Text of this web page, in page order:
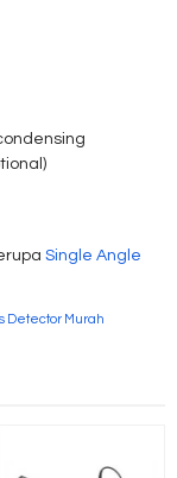
Single Angle
Detector Murah